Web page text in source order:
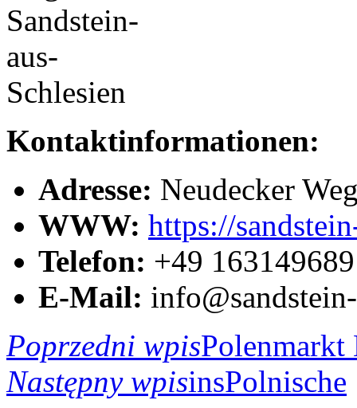
Kontaktinformationen:
Adresse: Neudecker
WWW: https://
Telefon: +49
E-Mail:
Poprzedni wpisPolenmarkt
Następny wpisinsPolnische